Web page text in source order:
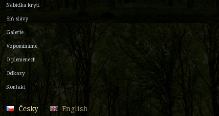
Nabídka krytí
Síň slávy
Galerie
Vzpomínáme
O plemenech
Odkazy
Kontakt
Česky English